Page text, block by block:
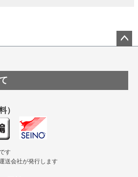
型紙が透明の商品はありますか
ルのロールタイプはありますか？
の包装紙に適した紙はありますか？
ップ
）
す
送会社が発行します